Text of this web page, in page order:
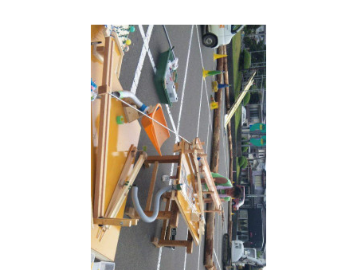
WoodStrucX™（ウッドストラクス™）
ISSH糸魚川住宅認定基準
モデルハウス